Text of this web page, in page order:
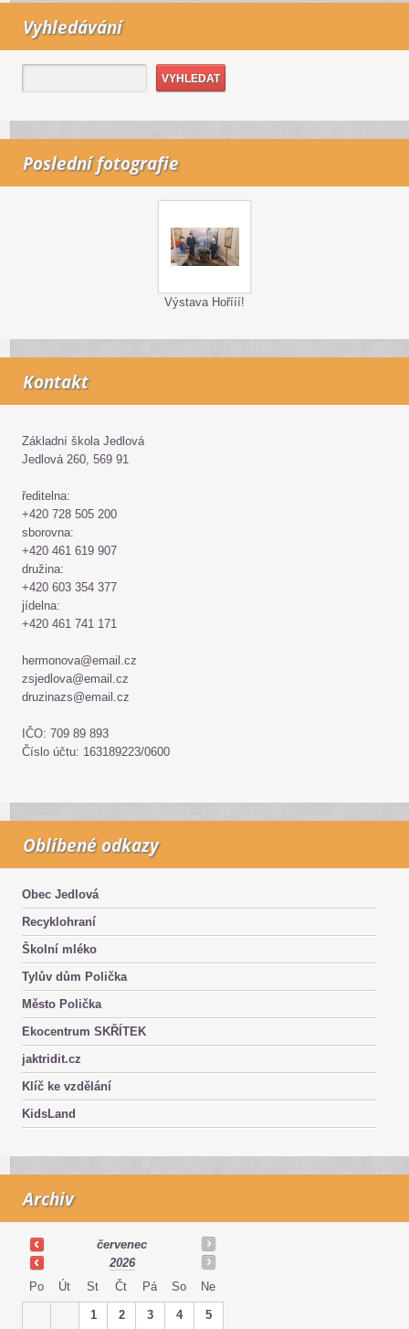
Vyhledávání
Poslední fotografie
Výstava Hořííí!
Kontakt
Základní škola Jedlová
Jedlová 260, 569 91
ředitelna:
+420 728 505 200
sborovna:
+420 461 619 907
družina:
+420 603 354 377
jídelna:
+420 461 741 171
hermonova@email.cz
zsjedlova@email.cz
druzinazs@email.cz
IČO: 709 89 893
Číslo účtu: 163189223/0600
Oblíbené odkazy
Obec Jedlová
Recyklohraní
Školní mléko
Tylův dům Polička
Město Polička
Ekocentrum SKŘÍTEK
jaktridit.cz
Klíč ke vzdělání
KidsLand
Archiv
červenec
2026
Po
Út St Čt Pá So Ne
1 2 3 4 5